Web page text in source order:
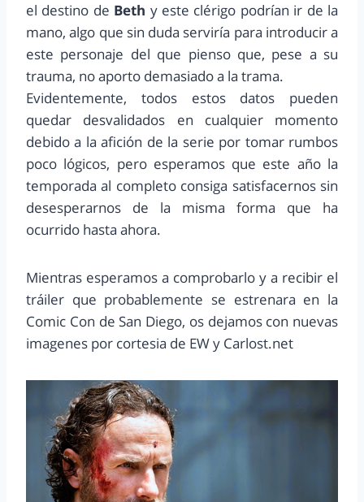
el destino de Beth y este clérigo podrían ir de la
mano, algo que sin duda serviría para introducir a
este personaje del que pienso que, pese a su
trauma, no aporto demasiado a la trama.
Evidentemente, todos estos datos pueden
quedar desvalidados en cualquier momento
debido a la afición de la serie por tomar rumbos
poco lógicos, pero esperamos que este año la
temporada al completo consiga satisfacernos sin
desesperarnos de la misma forma que ha
ocurrido hasta ahora.
Mientras esperamos a comprobarlo y a recibir el
tráiler que probablemente se estrenara en la
Comic Con de San Diego, os dejamos con nuevas
imagenes por cortesia de EW y Carlost.net